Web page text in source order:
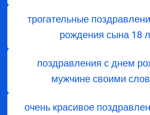
трогательные
рождения сына 18
поздравления с днем
мужчине своими
очень красивое